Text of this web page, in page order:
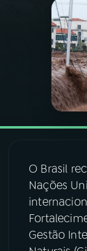
06
07 ÚLTIMAS
08
ACOMPANHE A
O Brasil
Nações
Gestão